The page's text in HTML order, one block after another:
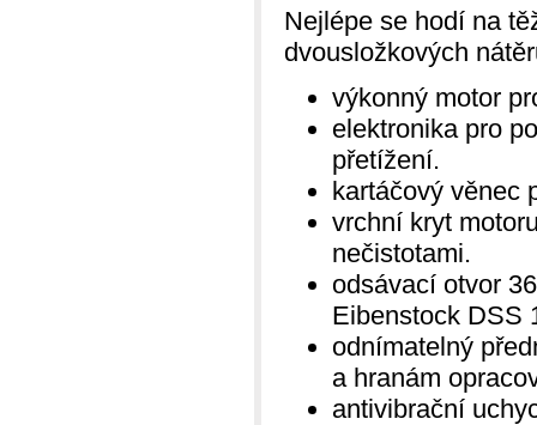
Nejlépe se hodí na
dvousložkových
výkonný motor
elektronika pro
přetížení.
kartáčový věnec
vrchní kryt
nečistotami.
odsávací otvor
Eibenstock DSS
odnímatelný
a hranám
antivibrační